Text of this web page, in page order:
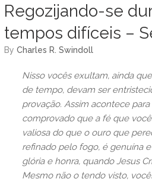
Regozijando-se
tempos difíceis –
by Charles R. Swindoll
Nisso vocês exultam, ainda
de tempo, devam ser
provação. Assim acontece
comprovado que a fé que
valiosa do que o ouro que
refinado pelo fogo, é genuína
glória e honra, quando Jesus
Mesmo não o tendo visto,